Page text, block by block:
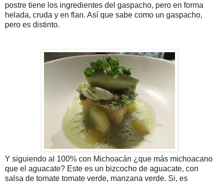
postre tiene los ingredientes del gaspacho, pero en forma
helada, cruda y en flan. Así que sabe como un gaspacho,
pero es distinto.
Y siguiendo al 100% con Michoacán ¿que más michoacano
que el aguacate? Este es un bizcocho de aguacate, con
salsa de tomate tomate verde, manzana verde. Si, es